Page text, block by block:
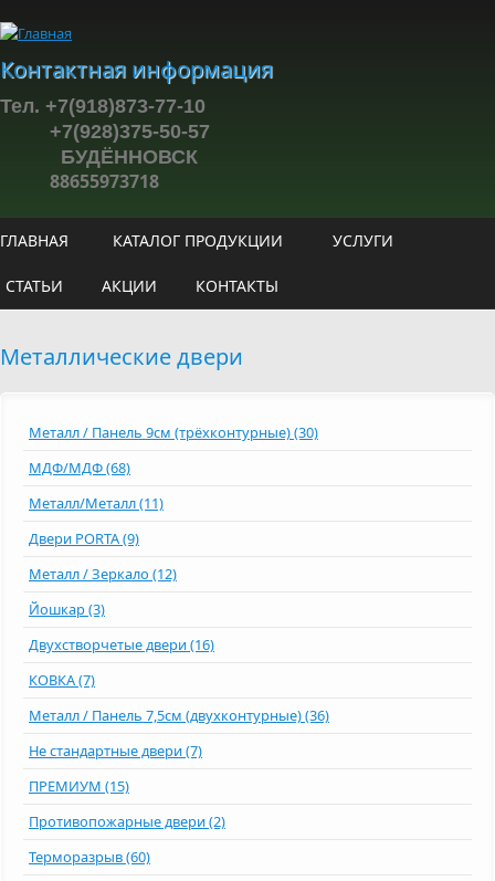
Контактная информация
Тел. +7(918)873-77-10
+7(928)375-50-57
БУДЁННОВСК
88655973718
ГЛАВНАЯ КАТАЛОГ ПРОДУКЦИИ УСЛУГИ
СТАТЬИ АКЦИИ КОНТАКТЫ
Металлические двери
Металл / Панель 9см (трёхконтурные) (30)
МДФ/МДФ (68)
Металл/Металл (11)
Двери PORTA (9)
Металл / Зеркало (12)
Йошкар (3)
Двухстворчетые двери (16)
КОВКА (7)
Металл / Панель 7,5см (двухконтурные) (36)
Не стандартные двери (7)
ПРЕМИУМ (15)
Противопожарные двери (2)
Терморазрыв (60)